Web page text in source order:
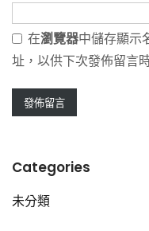
在瀏覽器中儲存顯示
址，以供下次發佈留言
Categories
未分類